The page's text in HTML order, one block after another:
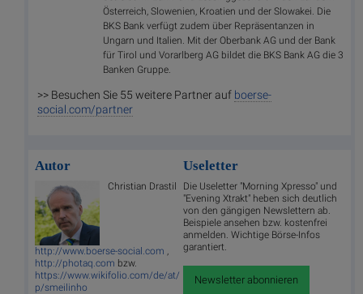
Österreich, Slowenien, Kroatien und der Slowakei. Die
BKS Bank verfügt zudem über Repräsentanzen in
Ungarn und Italien. Mit der Oberbank AG und der Bank
für Tirol und Vorarlberg AG bildet die BKS Bank AG die 3
Banken Gruppe.
>> Besuchen Sie 55 weitere Partner auf boerse-
social.com/partner
Autor
Christian Drastil
http://www.boerse-social.com
http://photaq.com bzw.
https://www.wikifolio.com/de/at/
p/smeilinho
Useletter
Die Useletter "Morning Xpresso" und
"Evening Xtrakt" heben sich deutlich
von den gängigen Newslettern ab.
Beispiele ansehen bzw. kostenfrei
anmelden. Wichtige Börse-Infos
garantiert.
Newsletter abonnieren